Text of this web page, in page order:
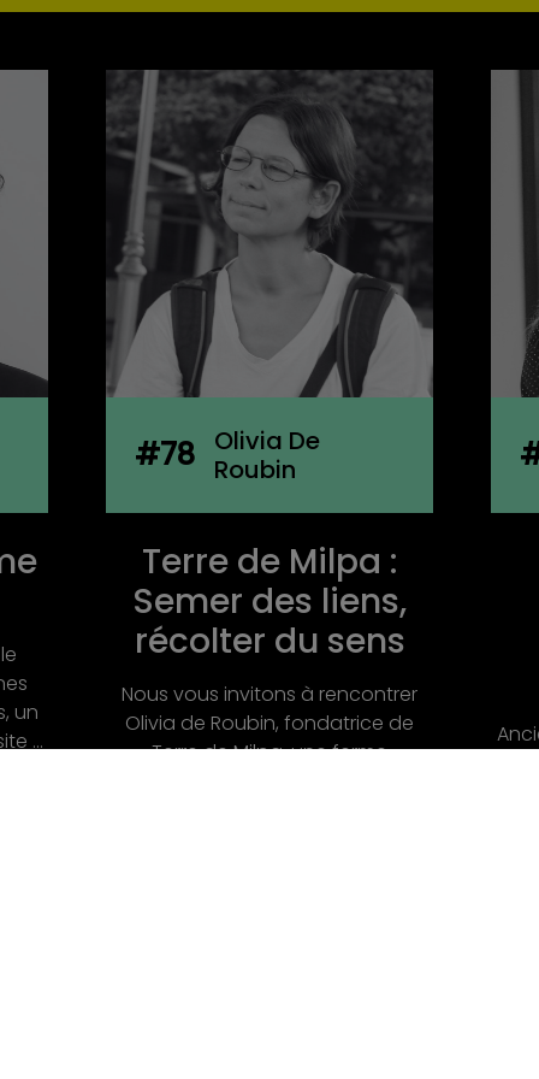
de
#77
Joanne
Boachon
Le réemploi
comme acte
politique et
poétique
Ancienne architecte formée dans
Si